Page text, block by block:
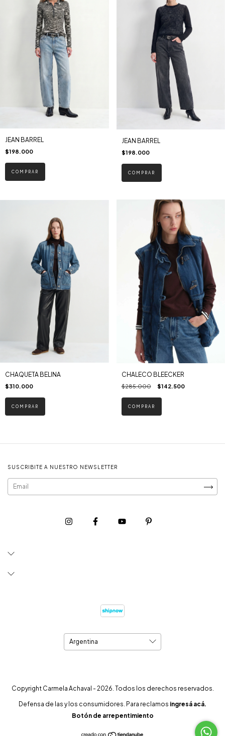
JEAN BARREL
$198.000
COMPRAR
JEAN BARREL
$198.000
COMPRAR
CHAQUETA BELINA
$310.000
COMPRAR
CHALECO BLEECKER
$285.000 $142.500
COMPRAR
SUSCRIBITE A NUESTRO NEWSLETTER
Copyright Carmela Achaval - 2026. Todos los derechos reservados.
Defensa de las y los consumidores. Para reclamos ingresá acá.
Botón de arrepentimiento